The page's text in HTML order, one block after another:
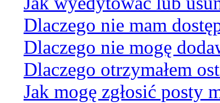
Dlaczego nie mam
Dlaczego nie mogę
Dlaczego otrzymałem
Jak mogę zgłosić posty